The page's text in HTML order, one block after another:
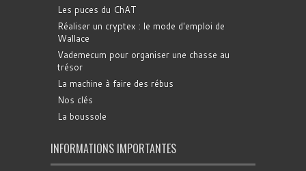
Les puces du ChAT
Réaliser un cryptex : le mode d'emploi de
Wallace
Vademecum pour organiser une chasse au
trésor
La machine à faire des rébus
Nos clés
La boussole
INFORMATIONS IMPORTANTES